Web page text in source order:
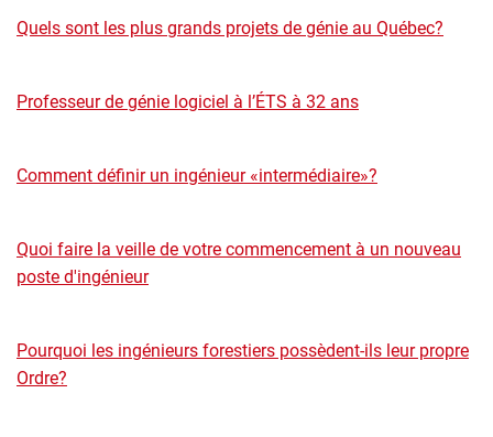
Quels sont les plus grands projets de génie au Québec?
Professeur de génie logiciel à l’ÉTS à 32 ans
Comment définir un ingénieur «intermédiaire»?
Quoi faire la veille de votre commencement à un nouveau
poste d'ingénieur
Pourquoi les ingénieurs forestiers possèdent-ils leur propre
Ordre?